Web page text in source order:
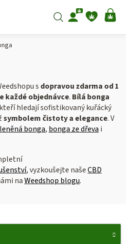
Hledat
s dopravou zdarma od 1
každé objednávce. Bílá bonga
hledají sofistikovaný kuřácký
symbolem čistoty a elegance. V
bonga, bonga ze dřeva i
, vyzkoušejte našeCBD
naWeedshop blogu.